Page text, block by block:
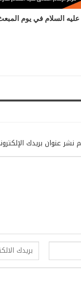
عليه السلام في يوم
نشر عنوان بريدك